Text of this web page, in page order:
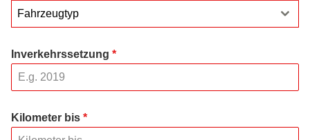
Fahrzeugtyp
Inverkehrssetzung *
Kilometer bis *